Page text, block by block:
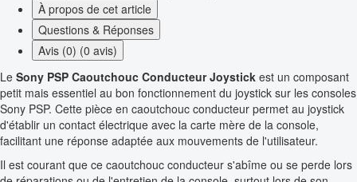
À propos de cet article
Questions & Réponses
Avis (0) (0 avis)
Le Sony PSP Caoutchouc Conducteur Joystick est un composant
petit mais essentiel au bon fonctionnement du joystick sur les consoles
Sony PSP. Cette pièce en caoutchouc conducteur permet au joystick
d'établir un contact électrique avec la carte mère de la console,
facilitant une réponse adaptée aux mouvements de l'utilisateur.
Il est courant que ce caoutchouc conducteur s'abîme ou se perde lors